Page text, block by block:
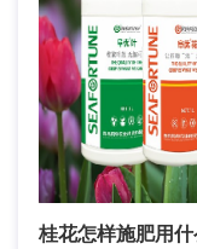
桂花怎样施肥用